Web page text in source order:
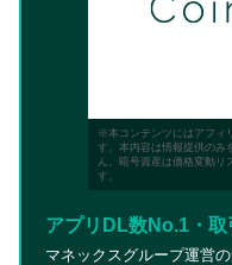
※本コンテンツにはアフィ
す。本内容は情報提供のみ
ん。暗号資産は価格変動リ
す。
アプリDL数No.1・
マネックスグループ運営